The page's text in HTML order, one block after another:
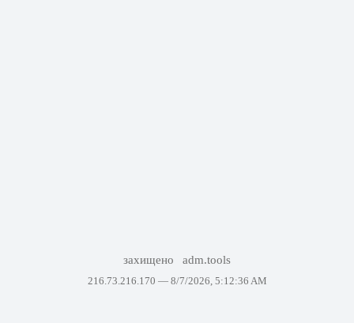
захищено adm.tools
216.73.216.170 — 8/7/2026, 5:12:36 AM